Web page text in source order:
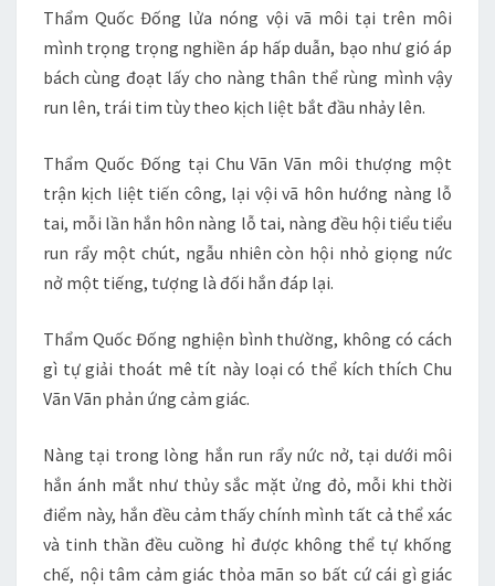
Thẩm Quốc Đống lửa nóng vội vã môi tại trên môi
mình trọng trọng nghiền áp hấp duẫn, bạo như gió áp
bách cùng đoạt lấy cho nàng thân thể rùng mình vậy
run lên, trái tim tùy theo kịch liệt bắt đầu nhảy lên.
Thẩm Quốc Đống tại Chu Vãn Vãn môi thượng một
trận kịch liệt tiến công, lại vội vã hôn hướng nàng lỗ
tai, mỗi lần hắn hôn nàng lỗ tai, nàng đều hội tiểu tiểu
run rẩy một chút, ngẫu nhiên còn hội nhỏ giọng nức
nở một tiếng, tượng là đối hắn đáp lại.
Thẩm Quốc Đống nghiện bình thường, không có cách
gì tự giải thoát mê tít này loại có thể kích thích Chu
Vãn Vãn phản ứng cảm giác.
Nàng tại trong lòng hắn run rẩy nức nở, tại dưới môi
hắn ánh mắt như thủy sắc mặt ửng đỏ, mỗi khi thời
điểm này, hắn đều cảm thấy chính mình tất cả thể xác
và tinh thần đều cuồng hỉ được không thể tự khống
chế, nội tâm cảm giác thỏa mãn so bất cứ cái gì giác